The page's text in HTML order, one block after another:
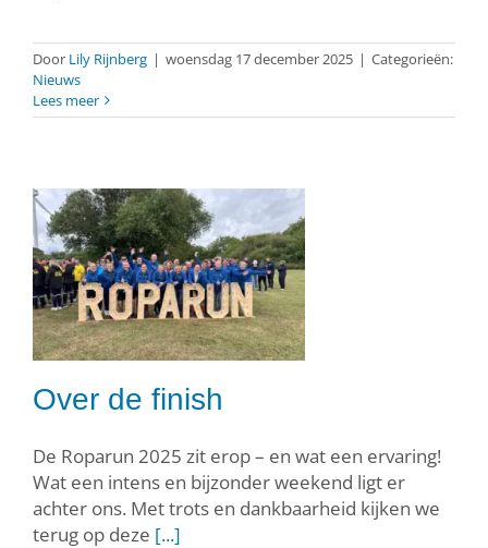
Door Lily Rijnberg | woensdag 17 december 2025 | Categorieën:
Nieuws
Lees meer
Over de finish
De Roparun 2025 zit erop – en wat een ervaring!
Wat een intens en bijzonder weekend ligt er
achter ons. Met trots en dankbaarheid kijken we
terug op deze [...]